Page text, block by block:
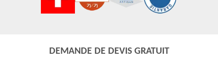
DEMANDE DE DEVIS GRATUIT